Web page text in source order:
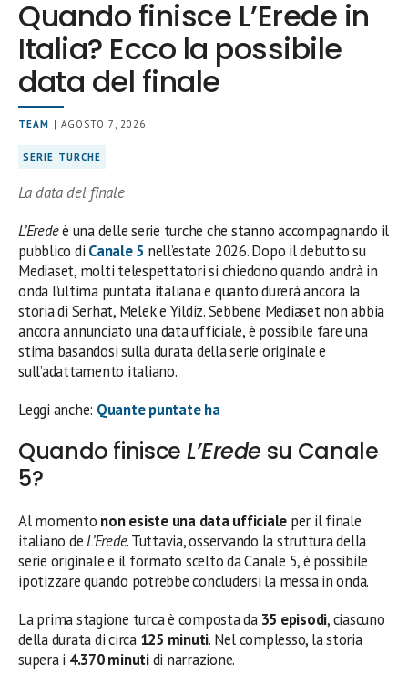
Quando finisce L’Erede in
Italia? Ecco la possibile
data del finale
TEAM | AGOSTO 7, 2026
SERIE TURCHE
La data del finale
L’Eredeè una delle serie turche che stanno accompagnando il
pubblico di Canale 5 nell’estate 2026. Dopo il debutto su
Mediaset, molti telespettatori si chiedono quando andrà in
onda l’ultima puntata italiana e quanto durerà ancora la
storia di Serhat, Melek e Yildiz. Sebbene Mediaset non abbia
ancora annunciato una data ufficiale, è possibile fare una
stima basandosi sulla durata della serie originale e
sull’adattamento italiano.
Leggi anche: Quante puntate ha
Quando finisce L’Erede su Canale
5?
Al momento non esiste una data ufficiale per il finale
italiano deL’Erede. Tuttavia, osservando la struttura della
serie originale e il formato scelto da Canale 5, è possibile
ipotizzare quando potrebbe concludersi la messa in onda.
La prima stagione turca è composta da 35 episodi, ciascuno
della durata di circa 125 minuti. Nel complesso, la storia
supera i 4.370 minutidi narrazione.